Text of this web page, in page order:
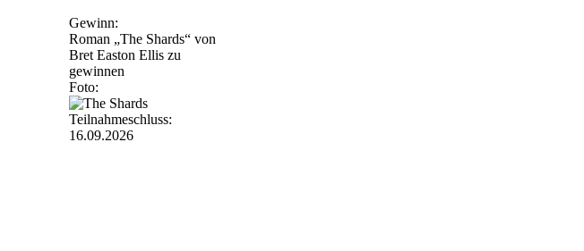
Gewinn:
Roman „The Shards“ von
Bret Easton Ellis zu
gewinnen
Foto:
Teilnahmeschluss:
16.09.2026